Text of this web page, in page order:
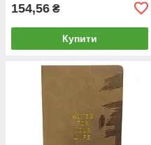
154,56 ₴
Купити